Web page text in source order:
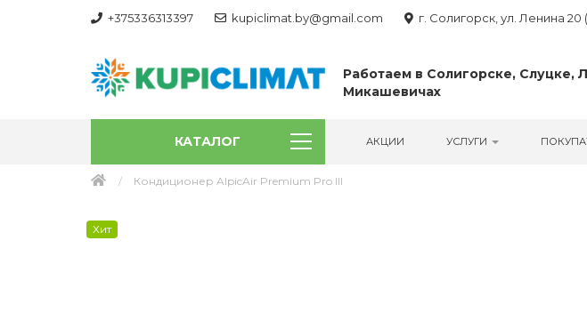
+375336313397 kupiclimat.by@gmail.com г. Солигорск, ул. Ленина 20
Работаем в Солигорске, Слуцке,
Микашевичах
КАТАЛОГ АКЦИИ УСЛУГИ
Кондиционер AlpicAir Premium Pro III
Хит